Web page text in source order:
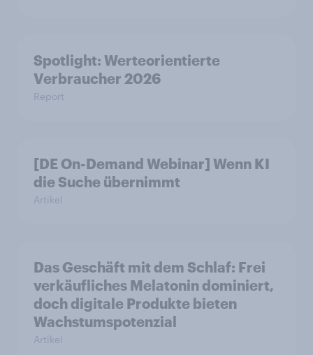
Spotlight: Werteorientierte
Verbraucher 2026
Report
[DE On-Demand Webinar] Wenn KI
die Suche übernimmt
Artikel
Das Geschäft mit dem Schlaf: Frei
verkäufliches Melatonin dominiert,
doch digitale Produkte bieten
Wachstumspotenzial
Artikel